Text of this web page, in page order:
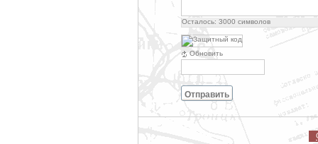
Осталось: 3000 символов
Обновить
Отправить